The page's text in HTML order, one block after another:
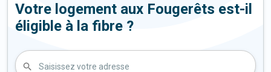
Votre logement aux Fougerêts est-il
éligible à la fibre ?
Saisissez votre adresse